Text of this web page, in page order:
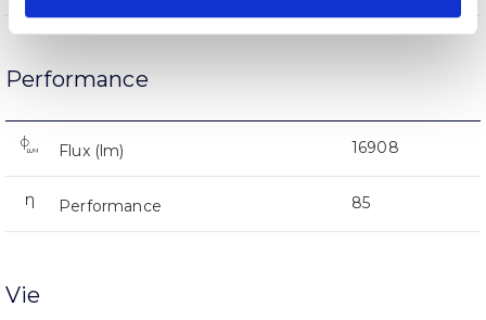
Performance
Flux (lm) 16908
Performance 85
Vie